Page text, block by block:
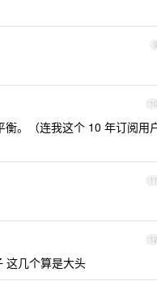
9
10
。（连我这个 10 年订阅用
11
12
这几个算是大头